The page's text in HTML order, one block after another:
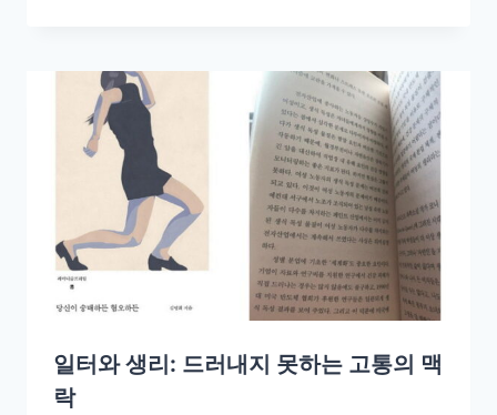
일터와 생리: 드러내지 못하는 고통의 맥
락